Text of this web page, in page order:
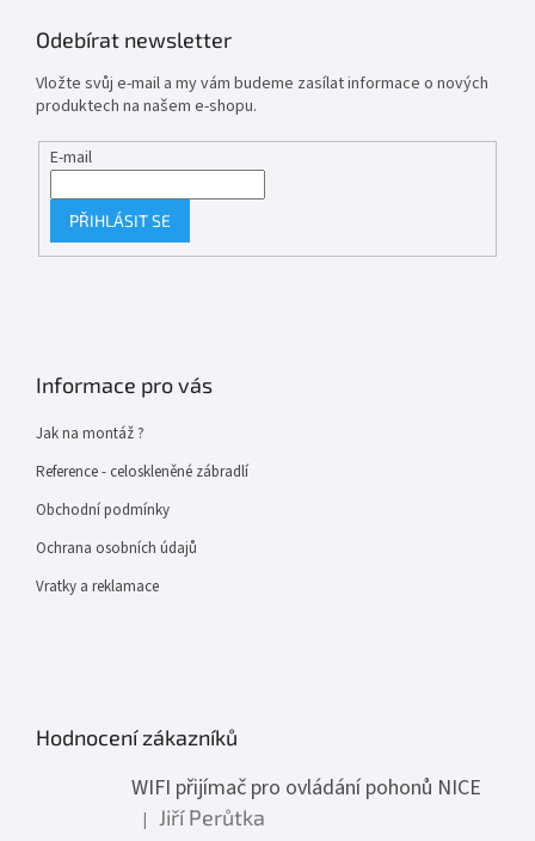
Odebírat newsletter
Vložte svůj e-mail a my vám budeme zasílat informace o nových
produktech na našem e-shopu.
E-mail
PŘIHLÁSIT SE
Informace pro vás
Jak na montáž ?
Reference - celoskleněné zábradlí
Obchodní podmínky
Ochrana osobních údajů
Vratky a reklamace
Hodnocení zákazníků
WIFI přijímač pro ovládání pohonů NICE
Hodnocení produktu je 1 z 5 hvězdiček.
| Jiří Perůtka